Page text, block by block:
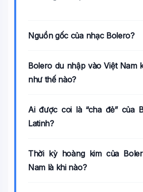
Nguồn gốc của nhạc Bolero?
Bolero du nhập vào Việt Nam
như thế nào?
Ai được coi là “cha đẻ” của
Latinh?
Thời kỳ hoàng kim của
Nam là khi nào?